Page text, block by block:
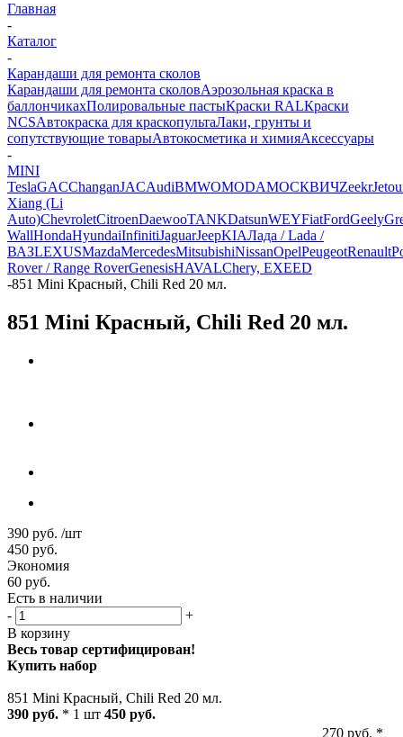
Главная
-
Каталог
-
Карандаши для ремонта сколов
Карандаши для ремонта сколовАэрозольная краска в
баллончикахПолировальные пастыКраски RALКраски
NCSАвтокраска для краскопультаЛаки, грунты и
сопутствующие товарыАвтокосметика и химияАксессуары
-
MINI
TeslaGACChanganJACAudiBMWOMODAМОСКВИЧZeekr
Xiang (Li
Auto)ChevroletCitroenDaewooTANKDatsunWEYFiatFordGeely
WallHondaHyundaiInfinitiJaguarJeepKIAЛада / Lada /
ВАЗLEXUSMazdaMercedesMitsubishiNissanOpelPeugeotRenault
Rover / Range RoverGenesisHAVALChery, EXEED
-851 Mini Красный, Chili Red 20 мл.
851 Mini Красный, Chili Red 20 мл.
390 руб. /шт
450 руб.
Экономия
60 руб.
Есть в наличии
-
+
В корзину
Весь товар сертифицирован!
Купить набор
851 Mini Красный, Chili Red 20 мл.
390 руб. * 1 шт 450 руб.
270 руб. *